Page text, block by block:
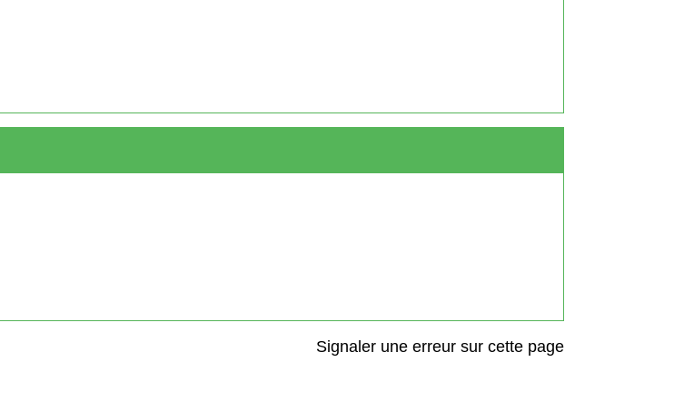
Signaler une erreur sur cette page